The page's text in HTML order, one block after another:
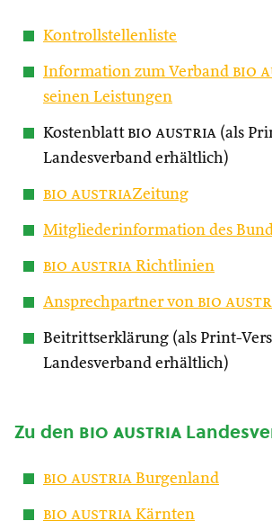
Kontrollstellenliste
Information zum Verband bio
seinen Leistungen
Kostenblatt bio austria (als
Landesverband erhältlich)
bio austriaZeitung
Mitgliederinformation des
bio austria Richtlinien
Ansprechpartner von bio
Beitrittserklärung (als Print-
Landesverband erhältlich)
Zu den bio austria
bio austria Burgenland
bio austria Kärnten